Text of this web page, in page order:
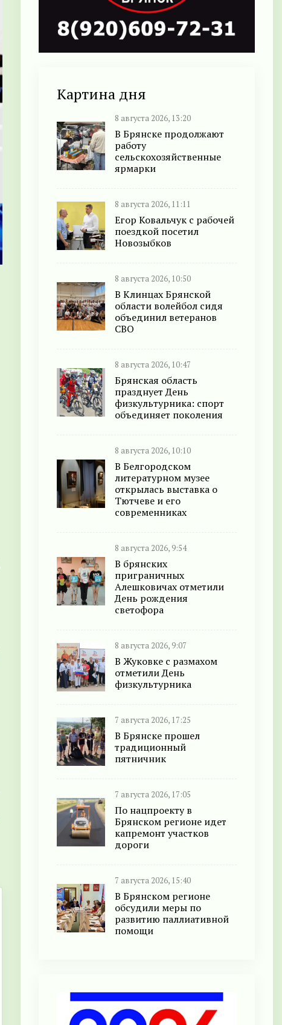
Картина дня
8 августа 2026, 13:20
В Брянске продолжают
работу
сельскохозяйственные
ярмарки
8 августа 2026, 11:11
Егор Ковальчук с рабочей
поездкой посетил
Новозыбков
8 августа 2026, 10:50
В Клинцах Брянской
области волейбол сидя
объединил ветеранов
СВО
8 августа 2026, 10:47
Брянская область
празднует День
физкультурника: спорт
объединяет поколения
8 августа 2026, 10:10
В Белгородском
литературном музее
открылась выставка о
Тютчеве и его
современниках
8 августа 2026, 9:54
В брянских
приграничных
Алешковичах отметили
День рождения
светофора
8 августа 2026, 9:07
В Жуковке с размахом
отметили День
физкультурника
7 августа 2026, 17:25
В Брянске прошел
традиционный
пятничник
7 августа 2026, 17:05
По нацпроекту в
Брянском регионе идет
капремонт участков
дороги
7 августа 2026, 15:40
В Брянском регионе
обсудили меры по
развитию паллиативной
помощи